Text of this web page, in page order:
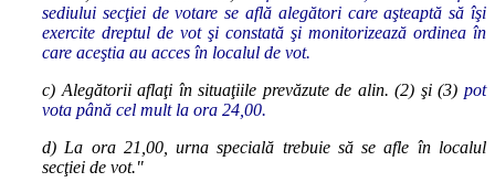
sediului secţiei de votare se află alegători care aşteaptă să îşi
exercite dreptul de vot şi constată şi monitorizează ordinea în
care aceştia au acces în localul de vot.
c) Alegătorii aflaţi în situaţiile prevăzute de alin. (2) şi (3) pot
vota până cel mult la ora 24,00.
d) La ora 21,00, urna specială trebuie să se afle în localul
secţiei de vot."